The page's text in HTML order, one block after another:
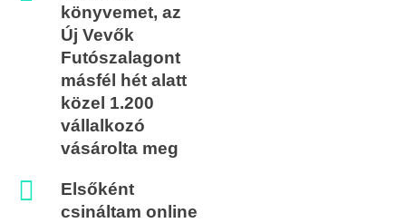
könyvemet, az
Új Vevők
Futószalagont
másfél hét alatt
közel 1.200
vállalkozó
vásárolta meg​
Elsőként
csináltam online